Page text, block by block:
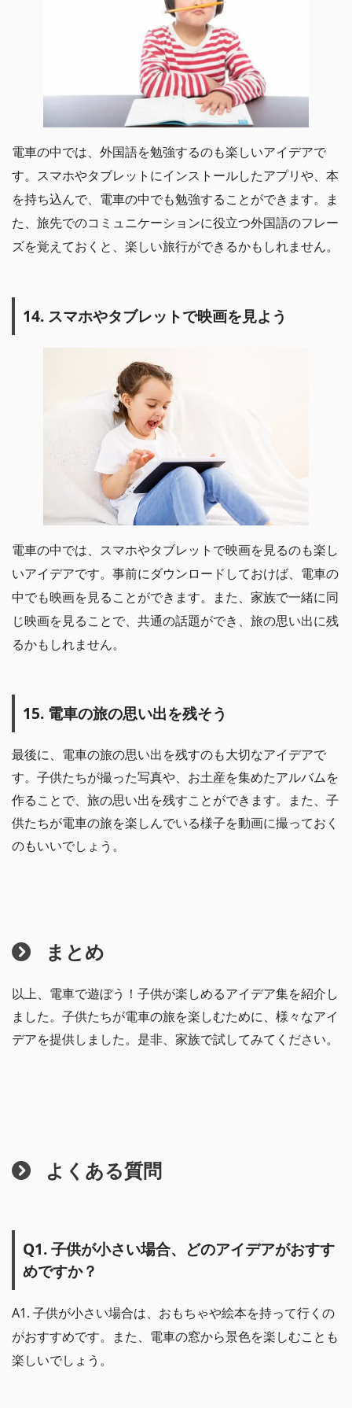
電車の中では、外国語を勉強するのも楽しいアイデアで
す。スマホやタブレットにインストールしたアプリや、本
を持ち込んで、電車の中でも勉強することができます。ま
た、旅先でのコミュニケーションに役立つ外国語のフレー
ズを覚えておくと、楽しい旅行ができるかもしれません。
14. スマホやタブレットで映画を見よう
電車の中では、スマホやタブレットで映画を見るのも楽し
いアイデアです。事前にダウンロードしておけば、電車の
中でも映画を見ることができます。また、家族で一緒に同
じ映画を見ることで、共通の話題ができ、旅の思い出に残
るかもしれません。
15. 電車の旅の思い出を残そう
最後に、電車の旅の思い出を残すのも大切なアイデアで
す。子供たちが撮った写真や、お土産を集めたアルバムを
作ることで、旅の思い出を残すことができます。また、子
供たちが電車の旅を楽しんでいる様子を動画に撮っておく
のもいいでしょう。
まとめ
以上、電車で遊ぼう！子供が楽しめるアイデア集を紹介し
ました。子供たちが電車の旅を楽しむために、様々なアイ
デアを提供しました。是非、家族で試してみてください。
よくある質問
Q1. 子供が小さい場合、どのアイデアがおすす
めですか？
A1. 子供が小さい場合は、おもちゃや絵本を持って行くの
がおすすめです。また、電車の窓から景色を楽しむことも
楽しいでしょう。